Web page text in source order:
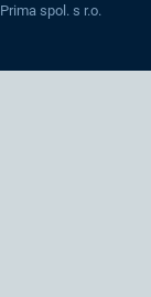
spol. s r.o.